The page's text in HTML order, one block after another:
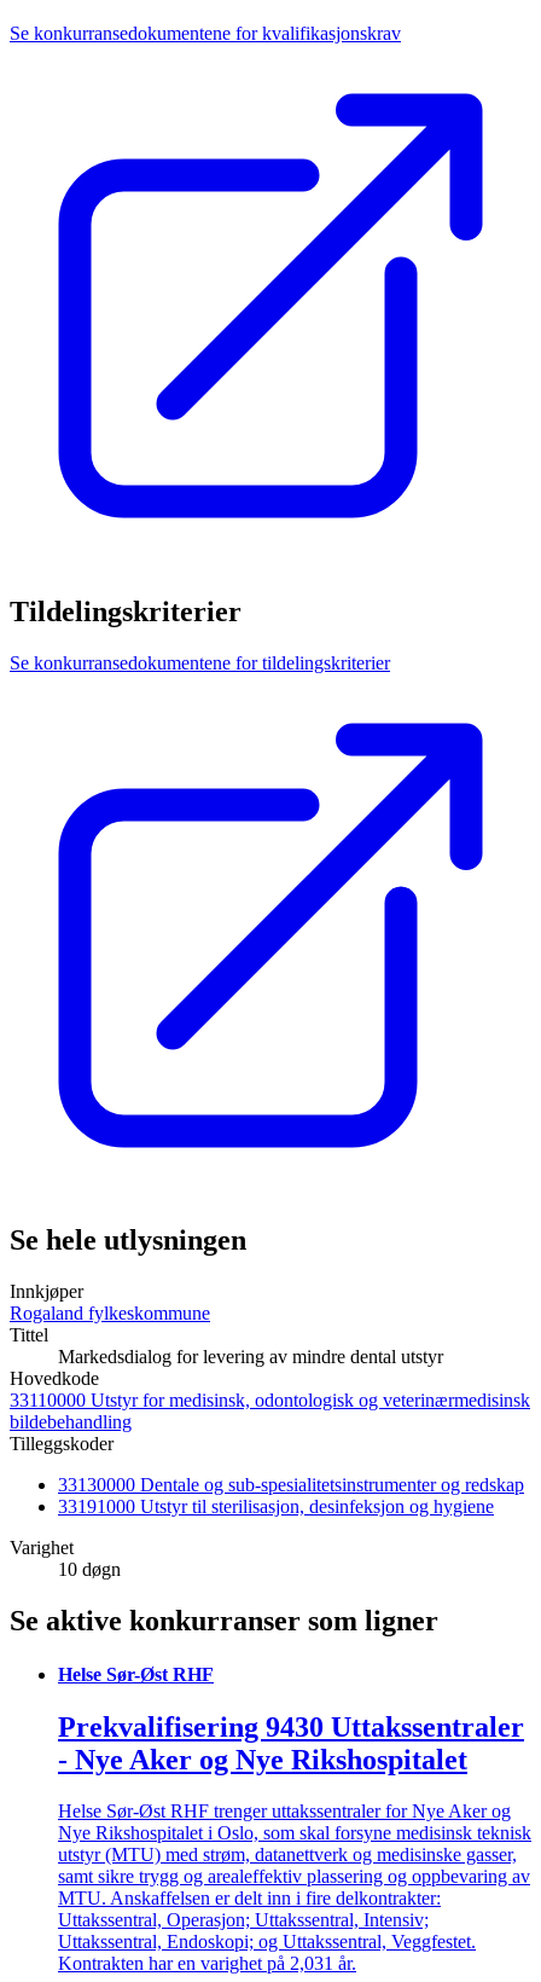
Se konkurransedokumentene for kvalifikasjonskrav
Tildelingskriterier
Se konkurransedokumentene for tildelingskriterier
Se hele utlysningen
Innkjøper
Rogaland fylkeskommune
Tittel
Markedsdialog for levering av mindre dental utstyr
Hovedkode
33110000 Utstyr for medisinsk, odontologisk og veterinærmedisinsk
bildebehandling
Tilleggskoder
33130000 Dentale og sub-spesialitetsinstrumenter og redskap
33191000 Utstyr til sterilisasjon, desinfeksjon og hygiene
Varighet
10 døgn
Se aktive konkurranser som ligner
Helse Sør-Øst RHF
Prekvalifisering 9430 Uttakssentraler
- Nye Aker og Nye Rikshospitalet
Helse Sør-Øst RHF trenger uttakssentraler for Nye Aker og
Nye Rikshospitalet i Oslo, som skal forsyne medisinsk teknisk
utstyr (MTU) med strøm, datanettverk og medisinske gasser,
samt sikre trygg og arealeffektiv plassering og oppbevaring av
MTU. Anskaffelsen er delt inn i fire delkontrakter:
Uttakssentral, Operasjon; Uttakssentral, Intensiv;
Uttakssentral, Endoskopi; og Uttakssentral, Veggfestet.
Kontrakten har en varighet på 2,031 år.